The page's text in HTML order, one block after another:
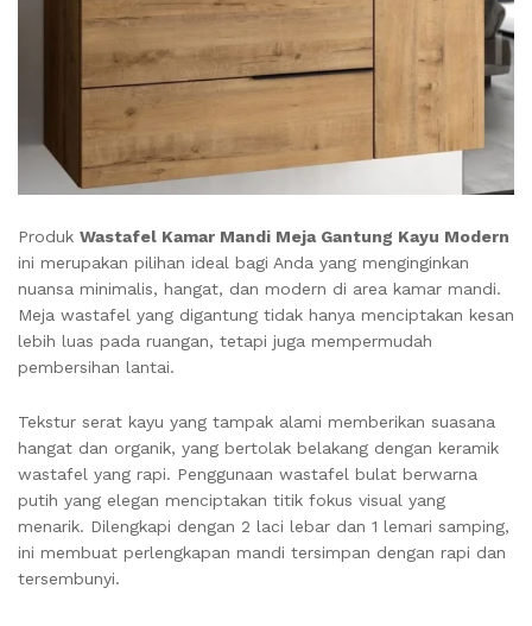
Produk Wastafel Kamar Mandi Meja Gantung Kayu Modern
ini merupakan pilihan ideal bagi Anda yang menginginkan
nuansa minimalis, hangat, dan modern di area kamar mandi.
Meja wastafel yang digantung tidak hanya menciptakan kesan
lebih luas pada ruangan, tetapi juga mempermudah
pembersihan lantai.
Tekstur serat kayu yang tampak alami memberikan suasana
hangat dan organik, yang bertolak belakang dengan keramik
wastafel yang rapi. Penggunaan wastafel bulat berwarna
putih yang elegan menciptakan titik fokus visual yang
menarik. Dilengkapi dengan 2 laci lebar dan 1 lemari samping,
ini membuat perlengkapan mandi tersimpan dengan rapi dan
tersembunyi.